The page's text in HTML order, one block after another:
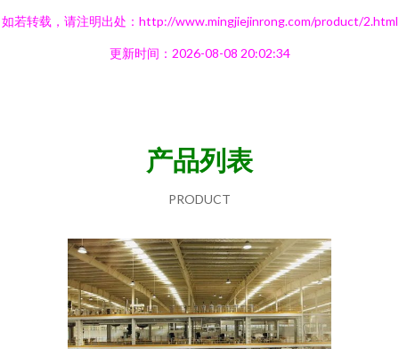
如若转载，请注明出处：http://www.mingjiejinrong.com/product/2.html
更新时间：2026-08-08 20:02:34
产品列表
PRODUCT